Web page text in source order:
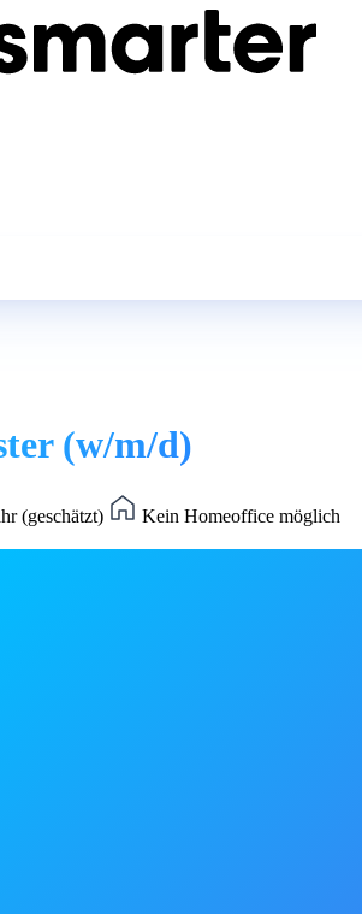
(w/m/d)
(geschätzt)
Kein Homeoffice möglich